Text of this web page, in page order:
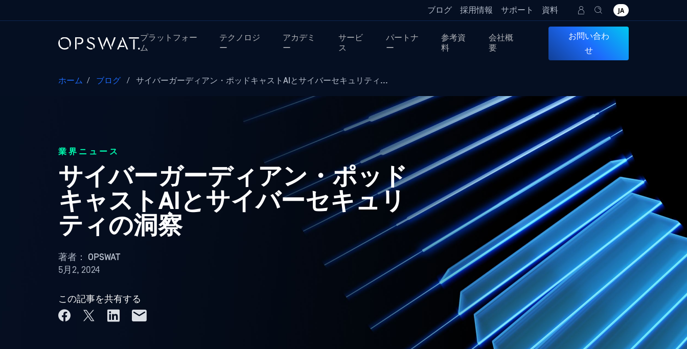
ブログ 採用情報 サポート 資料 JA
プラットフォー
ム
テクノロジ
ー
アカデミ
ー
サービ
ス
パートナ
ー
参考資
料
会社概
要
お問い合わ
せ
ホーム / ブログ / サイバーガーディアン・ポッドキャストAIとサイバーセキュリティ...
業界ニュース
サイバーガーディアン・ポッド
キャストAIとサイバーセキュリ
ティの洞察
著者： OPSWAT
5月2, 2024
この記事を共有する